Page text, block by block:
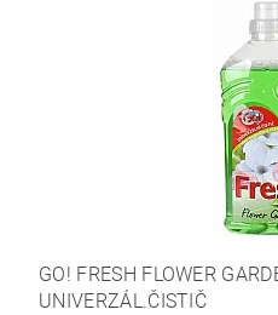
GO! FRESH FLOWER
UNIVERZÁL.ČISTIČ